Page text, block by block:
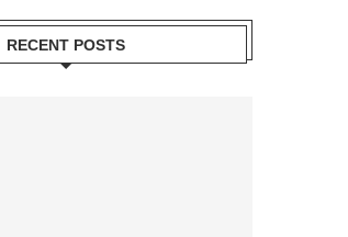
RECENT POSTS